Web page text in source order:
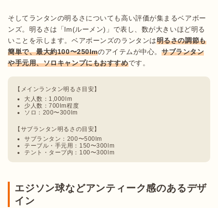
そしてランタンの明るさについても高い評価が集まるベアボー
ンズ。明るさは「lm(ルーメン)」で表し、数が大きいほど明る
いことを示します。ベアボーンズのランタンは明るさの調節も
簡単で、最大約100〜250lmのアイテムが中心。サブランタン
や手元用、ソロキャンプにもおすすめ
大人数：1,000lm
少人数：700lm程度
ソロ：200〜300lm
サブランタン：200〜500lm
テーブル・手元用：150〜300lm
テント・タープ内：100〜300lm
エジソン球などアンティーク感のあるデザ
イン